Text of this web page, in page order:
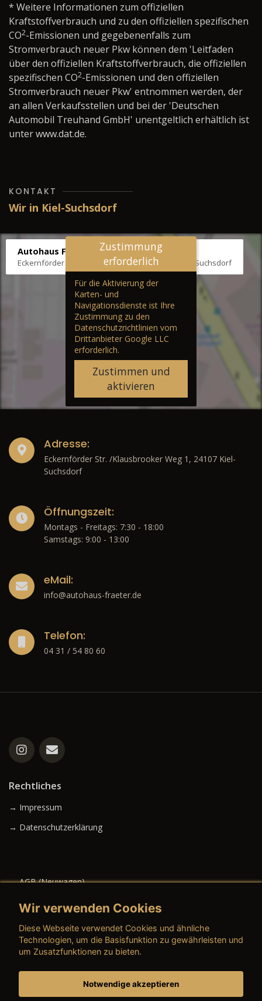
* Weitere Informationen zum offiziellen
Kraftstoffverbrauch und zu den offiziellen spezifischen
CO2-Emissionen und gegebenenfalls zum
Stromverbrauch neuer Pkw können dem 'Leitfaden
über den offiziellen Kraftstoffverbrauch, die offiziellen
spezifischen CO2-Emissionen und den offiziellen
Stromverbrauch neuer Pkw' entnommen werden, der
an allen Verkaufsstellen und bei der 'Deutschen
Automobil Treuhand GmbH' unentgeltlich erhältlich ist
unter www.dat.de.
KONTAKT
Wir in Kiel-Suchsdorf
Autohaus Fräter
Eckernförder Str. /Klausbrooker Weg 1, 24107 Kiel-Suchsdorf
Zustimmung
erforderlich
Für die Aktivierung der
Karten- und
Navigationsdienste ist Ihre
Zustimmung zu den
Datenschutzrichtlinien vom
Drittanbieter Google LLC
erforderlich.
Zustimmen und
aktivieren
Adresse:
Eckernförder Str. /Klausbrooker Weg 1, 24107 Kiel-
Suchsdorf
Öffnungszeit:
Montags - Freitags: 7:30 - 18:00
Samstags: 9:00 - 13:00
eMail:
info@autohaus-fraeter.de
Telefon:
04 31 / 54 80 60
Rechtliches
→ Impressum
→ Datenschutzerklärung
→ AGB (Neuwagen)
→ AGB (Gebrauchtwagen)
→ AGB (Teile & Zubehör)
→ AGB (Dienstleistungen)
Wir verwenden Cookies
Diese Webseite verwendet Cookies und ähnliche
Technologien, um die Basisfunktion zu gewährleisten und
um Zusatzfunktionen zu bieten.
Notwendige akzeptieren